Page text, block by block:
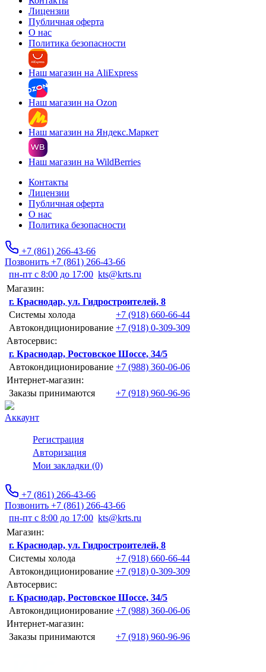
Лицензии
Публичная оферта
О нас
Политика безопасности
Наш магазин на AliExpress
Наш магазин на Ozon
Наш магазин на Яндекс.Маркет
Наш магазин на WildBerries
Контакты
Лицензии
Публичная оферта
О нас
Политика безопасности
+7 (861) 266-43-66
Позвонить +7 (861) 266-43-66
пн-пт с 8:00 до 17:00 kts@krts.ru
Магазин:
г. Краснодар, ул. Гидростроителей, 8
Системы холода
+7 (918) 660-66-44
Автокондиционирование +7 (918) 0-309-309
Автосервис:
г. Краснодар, Ростовское Шоссе, 34/5
Автокондиционирование +7 (988) 360-06-06
Интернет-магазин:
Заказы принимаются
+7 (918) 960-96-96
Аккаунт
Регистрация
Авторизация
Мои закладки (0)
+7 (861) 266-43-66
Позвонить +7 (861) 266-43-66
пн-пт с 8:00 до 17:00 kts@krts.ru
Магазин:
г. Краснодар, ул. Гидростроителей, 8
Системы холода
+7 (918) 660-66-44
Автокондиционирование +7 (918) 0-309-309
Автосервис:
г. Краснодар, Ростовское Шоссе, 34/5
Автокондиционирование +7 (988) 360-06-06
Интернет-магазин:
Заказы принимаются
+7 (918) 960-96-96